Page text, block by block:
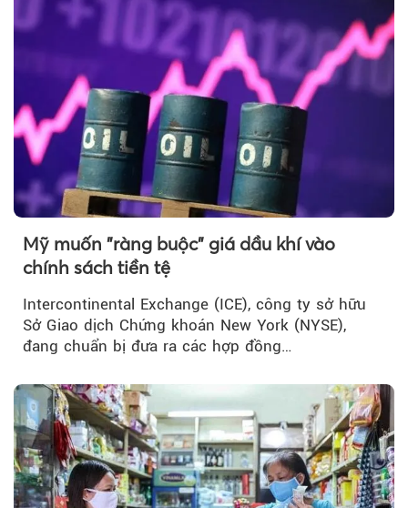
Mỹ muốn "ràng buộc" giá dầu khí vào
chính sách tiền tệ
Intercontinental Exchange (ICE), công ty sở hữu
Sở Giao dịch Chứng khoán New York (NYSE),
đang chuẩn bị đưa ra các hợp đồng…